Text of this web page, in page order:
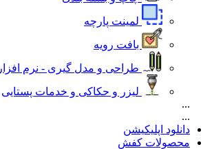
لمینت پارچه
بافت رویه
طراحی و مدل گیری - نرم افزار
لیزر و حکاکی و خدمات پستایی
...
...
دانلود اپلیکیشن
محصولات کفش